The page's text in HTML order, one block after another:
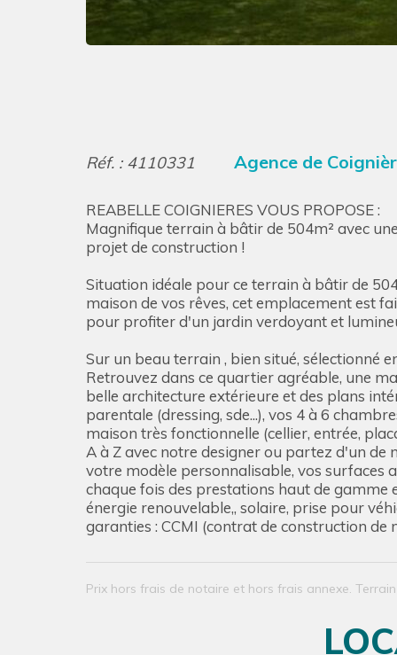
Réf. : 4110331 Agence de
REABELLE COIGNIERES VOUS PROPOSE :
Magnifique terrain à bâtir de 504m² avec
projet de construction !
Situation idéale pour ce terrain à bâtir de
maison de vos rêves, cet emplacement est
pour profiter d'un jardin verdoyant et
Sur un beau terrain , bien situé, sélectionné
Retrouvez dans ce quartier agréable, une
belle architecture extérieure et des plans
parentale (dressing, sde...), vos 4 à 6
maison très fonctionnelle (cellier, entrée,
A à Z avec notre designer ou partez d'un de
votre modèle personnalisable, vos surfaces
chaque fois des prestations haut de
énergie renouvelable,, solaire, prise pour
garanties : CCMI (contrat de construction de
Prix hors frais de notaire et hors frais annexe.